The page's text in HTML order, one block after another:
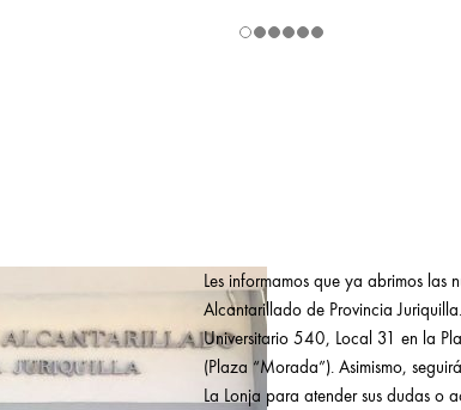
Les informamos que ya abrimos las
Alcantarillado de Provincia
Universitario 540, Local 31 en la
(Plaza “Morada”). Asimismo,
La Lonja para atender sus dudas o